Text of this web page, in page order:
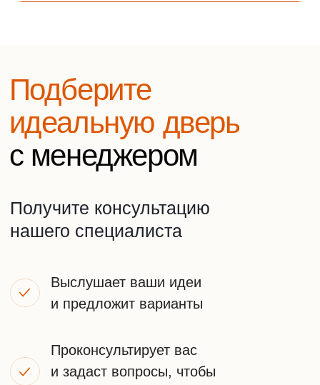
Напишите нам в удобный мессенджер
Telegram
Или оставьте заявку на звонок
WhatsApp
+7
ПОЛУЧИТЬ КОНСУЛЬТАЦИЮ